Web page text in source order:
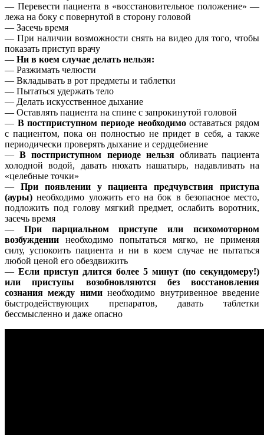
— Перевести пациента в «восстановительное положение» —
лежа на боку с повернутой в сторону головой
— Засечь время
— При наличии возможности снять на видео для того, чтобы
показать приступ врачу
— Ни в коем случае делать нельзя:
— Разжимать челюсти
— Вкладывать в рот предметы и таблетки
— Пытаться удержать тело
— Делать искусственное дыхание
— Оставлять пациента на спине с запрокинутой головой
— В постприступном периоде необходимооставаться рядом
с пациентом, пока он полностью не придет в себя, а также
периодически проверять дыхание и сердцебиение
—В постприступном периоде нельзяобливать пациента
холодной водой, давать нюхать нашатырь, надавливать на
«целебные точки»
— При появлении у пациента предчувствия приступа
(ауры) необходимо уложить его на бок в безопасное место,
подложить под голову мягкий предмет, ослабить воротник,
засечь время
— При парциальном приступе или психомоторном
возбуждении необходимо попытаться мягко, не применяя
силу, успокоить пациента и ни в коем случае не пытаться
любой ценой его обездвижить
— Если приступ длится более 5 минут (по секундомеру!)
или приступы возобновляются без восстановления
сознания между ниминеобходимо внутривенное введение
быстродействующих препаратов, давать таблетки
бессмысленно и даже опасно